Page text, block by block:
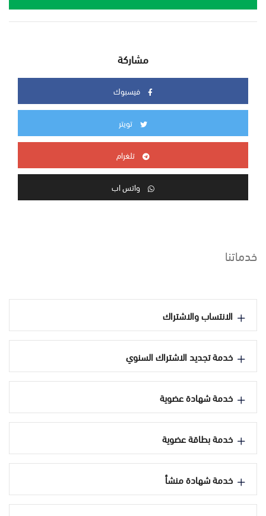
مشاركة
فيسبوك
تويتر
تلغرام
واتس اب
خدماتنا
الانتساب والاشتراك
خدمة تجديد الاشتراك السنوي
خدمة شهادة عضوية
خدمة بطاقة عضوية
خدمة شهادة منشأ